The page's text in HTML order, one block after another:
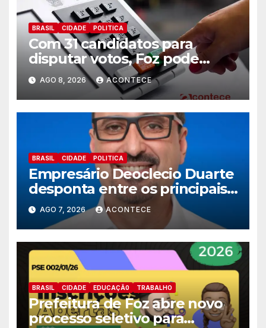
BRASIL CIDADE POLITICA
Com 31 candidatos para
disputar votos, Foz pode
perder representatividade
AGO 8, 2026 ACONTECE
BRASIL CIDADE POLITICA
Empresário Deoclecio Duarte
desponta entre os principais
nomes do União Brasil para
deputado estadual
AGO 7, 2026 ACONTECE
BRASIL CIDADE EDUCAÇÃ0 TRABALHO
Prefeitura de Foz abre novo
processo seletivo para